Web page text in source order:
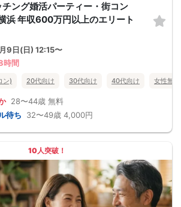
チング婚活パーティー・街コン
浜 年収600万円以上のエリート
9日(日) 12:15〜
時間
ン) 20代向け 30代向け 40代向け 女性無料
28〜44歳 無料
待ち 32〜49歳 4,000円
10人突破！